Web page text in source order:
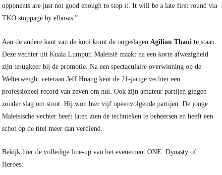
opponents are just not good enough to stop it. It will be a late first round via
TKO stoppage by elbows.”
Aan de andere kant van de kooi komt de ongeslagen Agilian Thani te staan.
Deze vechter uit Kuala Lumpur, Maleisië maakt na een korte afwezigheid
zijn terugkeer bij de promotie. Na een spectaculaire overwinning op de
Welterweight veteraan Jeff Huang kent de 21-jarige vechter een
professioneel record van zeven om nul. Ook zijn amateur partijen gingen
zonder slag om stoot. Hij won hier vijf opeenvolgende partijen. De jonge
Maleisische vechter heeft laten zien de technieken te beheersen en heeft een
schot op de titel meer dan verdiend.
Bekijk hier de volledige line-up van het evenement ONE: Dynasty of
Heroes: